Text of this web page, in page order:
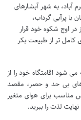
آباد، به شهر آبشارهای
پرآبی گرداب،
در اوج شکوه خود قرار
کامل تر از طبیعت بکر
شود اقامتگاه خود را از
های بی حد و حصر، مقصد
مناسب برای هوای متغیر
لذت را ببرید.